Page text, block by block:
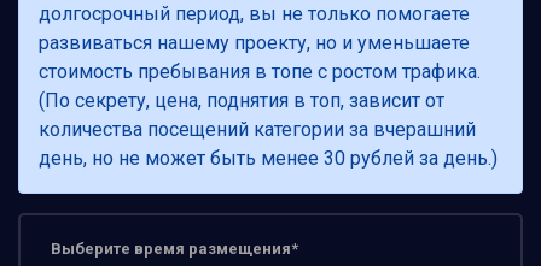
долгосрочный период, вы не только помогаете
развиваться нашему проекту, но и уменьшаете
стоимость пребывания в топе с ростом трафика.
(По секрету, цена, поднятия в топ, зависит от
количества посещений категории за вчерашний
день, но не может быть менее 30 рублей за день.)